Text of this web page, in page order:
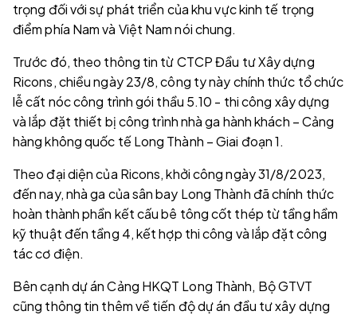
trọng đối với sự phát triển của khu vực kinh tế trọng
điểm phía Nam và Việt Nam nói chung.
Trước đó, theo thông tin từ CTCP Đầu tư Xây dựng
Ricons, chiều ngày 23/8, công ty này chính thức tổ chức
lễ cất nóc công trình gói thầu 5.10 - thi công xây dựng
và lắp đặt thiết bị công trình nhà ga hành khách – Cảng
hàng không quốc tế Long Thành – Giai đoạn 1.
Theo đại diện của Ricons, khởi công ngày 31/8/2023,
đến nay, nhà ga của sân bay Long Thành đã chính thức
hoàn thành phần kết cấu bê tông cốt thép từ tầng hầm
kỹ thuật đến tầng 4, kết hợp thi công và lắp đặt công
tác cơ điện.
Bên cạnh dự án Cảng HKQT Long Thành, Bộ GTVT
cũng thông tin thêm về tiến độ dự án đầu tư xây dựng